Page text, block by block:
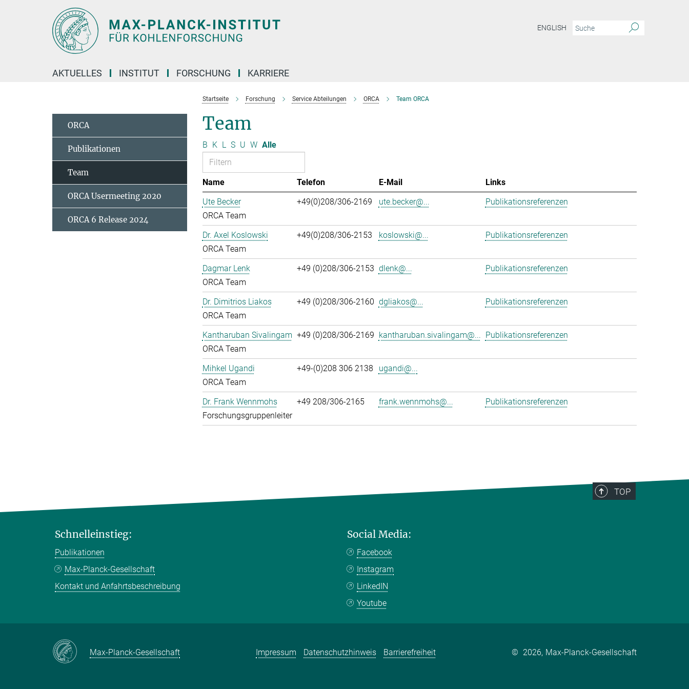
ENGLISH
AKTUELLES INSTITUT FORSCHUNG KARRIERE
Startseite Forschung Service Abteilungen ORCA Team ORCA
Team
B K L S U W Alle
Name Telefon E-Mail
Links
Ute Becker
ORCA Team
+49(0)208/306-2169 ute.becker@... Publikationsreferenzen
Dr. Axel Koslowski
ORCA Team
+49(0)208/306-2153 koslowski@... Publikationsreferenzen
Dagmar Lenk
ORCA Team
+49 (0)208/306-2153 dlenk@... Publikationsreferenzen
Dr. Dimitrios Liakos
ORCA Team
+49 (0)208/306-2160 dgliakos@... Publikationsreferenzen
Kantharuban Sivalingam
ORCA Team
+49 (0)208/306-2169 kantharuban.sivalingam@... Publikationsreferenzen
Mihkel Ugandi
ORCA Team
+49-(0)208 306 2138 ugandi@...
Dr. Frank Wennmohs
Forschungsgruppenleiter
+49 208/306-2165 frank.wennmohs@... Publikationsreferenzen
ORCA
Publikationen
Team
ORCA Usermeeting 2020
ORCA 6 Release 2024
TOP
Schnelleinstieg:
Publikationen
Max-Planck-Gesellschaft
Kontakt und Anfahrtsbeschreibung
Social Media:
Facebook
Instagram
LinkedIN
Youtube
Max-Planck-Gesellschaft Impressum Datenschutzhinweis Barrierefreiheit © 2026, Max-Planck-Gesellschaft